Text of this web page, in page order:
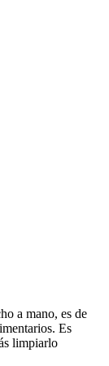
a mano, es de
Es
limpiarlo